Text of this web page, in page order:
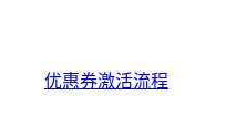
优惠券激活流程